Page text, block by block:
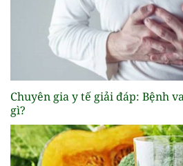
Chuyên gia y tế giải đáp: Bệnh
gì?